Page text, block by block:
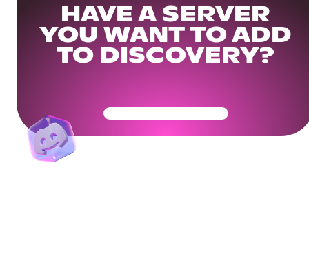
HAVE A SERVER
YOU WANT TO ADD
TO DISCOVERY?
Get Your Community Ready